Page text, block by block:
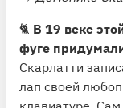
🐈 В 19 веке
фуге
Скарлатти
лап своей